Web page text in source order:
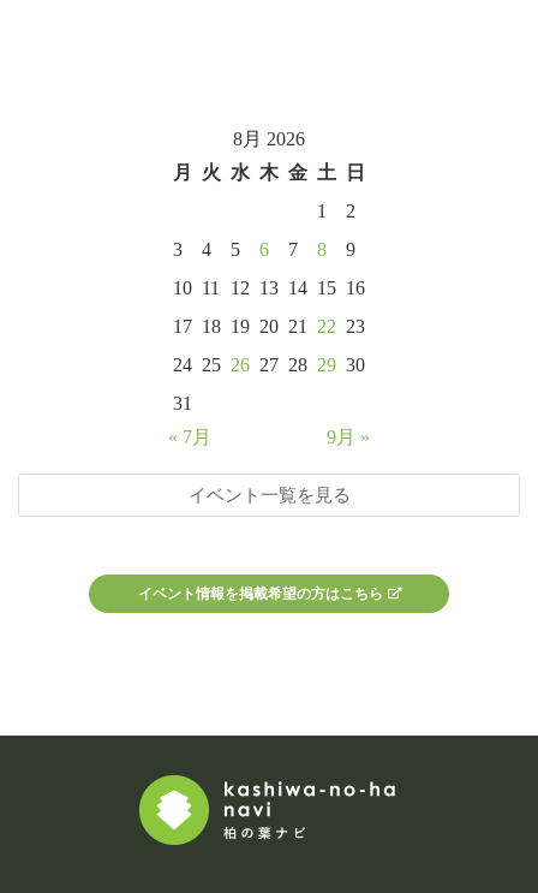
8月 2026
月
火 水 木 金 土
日
1
2
3
4 5 6 7 8
9
10 11 12 13 14 15 16
17 18 19 20 21 22 23
24 25 26 27 28 29 30
31
« 7月
9月 »
イベント一覧を見る
イベント情報を掲載希望の方はこちら